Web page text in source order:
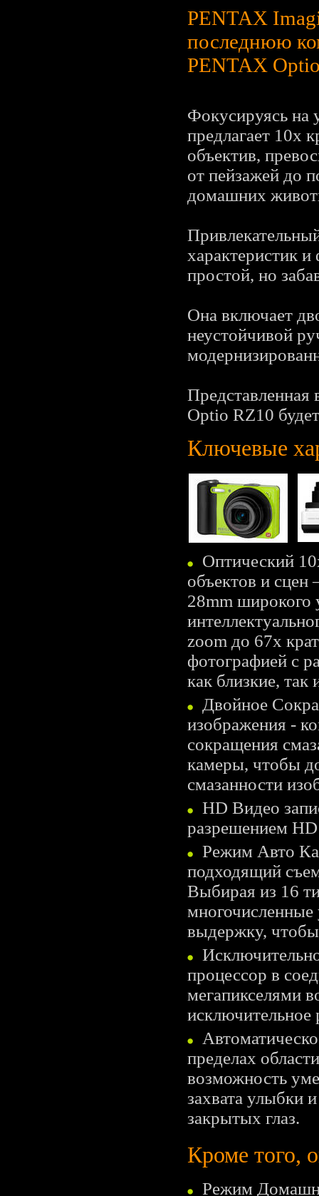
PENTAX
последнюю
PENTAX
Фокусируясь на
предлагает 10х
объектив,
от пейзажей до
домашних
характеристик
простой, но
Она включает
неустойчивой
Представленная
Optio RZ10
Ключевые
Оптический
объектов и сцен
28mm широкого
zoom до 67x
фотографией с
как близкие, так
Двойное
изображения -
сокращения
камеры, чтобы
смазанности
HD Видео
разрешением HD
Режим Авто
подходящий
Выбирая из 16
многочисленные
выдержку, чтобы
процессор в
мегапикселями
исключительное
пределах
возможность
захвата улыбки
закрытых глаз.
Кроме того,
Режим